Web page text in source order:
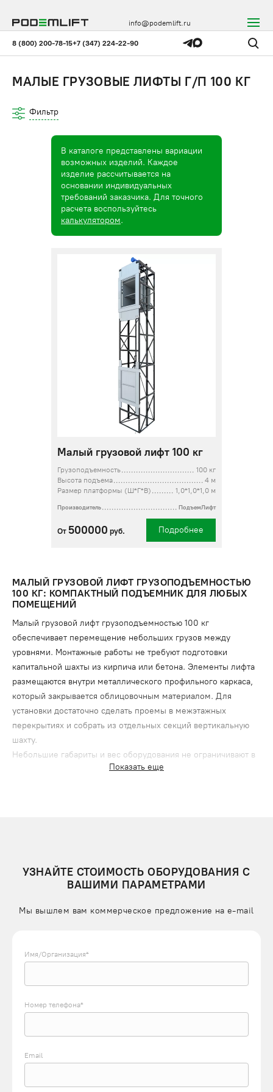
8 (800) 200-78-15+7 (347) 224-22-90
info@podemlift.ru
МАЛЫЕ ГРУЗОВЫЕ ЛИФТЫ Г/П 100 КГ
Фильтр
В каталоге представлены вариации
возможных изделий. Каждое
изделие рассчитывается на
основании индивидуальных
требований заказчика. Для точного
расчета воспользуйтесь
калькулятором.
Малый грузовой лифт 100 кг
Грузоподъемность
100 кг
Высота подъема
4 м
Размер платформы (Ш*Г*В)
1,0*1,0*1,0 м
Производитель ПодъемЛифт
От 500000 руб. Подробнее
МАЛЫЙ ГРУЗОВОЙ ЛИФТ ГРУЗОПОДЪЕМНОСТЬЮ
100 КГ: КОМПАКТНЫЙ ПОДЪЕМНИК ДЛЯ ЛЮБЫХ
ПОМЕЩЕНИЙ
Малый грузовой лифт грузоподъемностью 100 кг
обеспечивает перемещение небольших грузов между
уровнями. Монтажные работы не требуют подготовки
капитальной шахты из кирпича или бетона. Элементы лифта
размещаются внутри металлического профильного каркаса,
который закрывается облицовочным материалом. Для
установки достаточно сделать проемы в межэтажных
перекрытиях и собрать из отдельных секций вертикальную
шахту.
Небольшие габариты и вес оборудования не ограничивают в
выборе места для установки, что делает подъемный
медицинские заведения и лаборатории;
банковые учреждения;
В состав подъемника входит металлическая каркасная шахта,
электротельфер, закрепленный в верхней части конструкции.
двустороннюю загрузку, или глухим под одностороннюю
управления с индикаторной подсветкой.
Показать еще
УЗНАЙТЕ СТОИМОСТЬ ОБОРУДОВАНИЯ С
ВАШИМИ ПАРАМЕТРАМИ
Мы вышлем вам коммерческое предложение на e-mail
Имя/Организация*
Номер телефона*
Email